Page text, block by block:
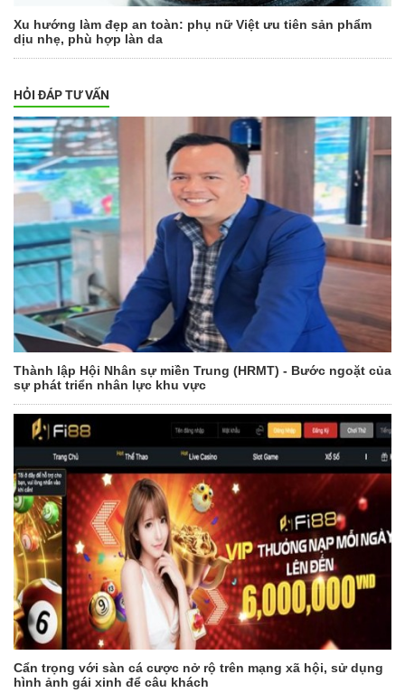
Xu hướng làm đẹp an toàn: phụ nữ Việt ưu tiên sản phẩm
dịu nhẹ, phù hợp làn da
HỎI ĐÁP TƯ VẤN
Thành lập Hội Nhân sự miền Trung (HRMT) - Bước ngoặt của
sự phát triển nhân lực khu vực
Cẩn trọng với sàn cá cược nở rộ trên mạng xã hội, sử dụng
hình ảnh gái xinh để câu khách